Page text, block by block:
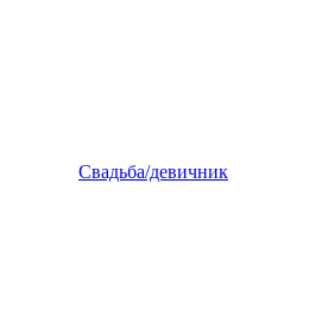
Свадьба/девичник